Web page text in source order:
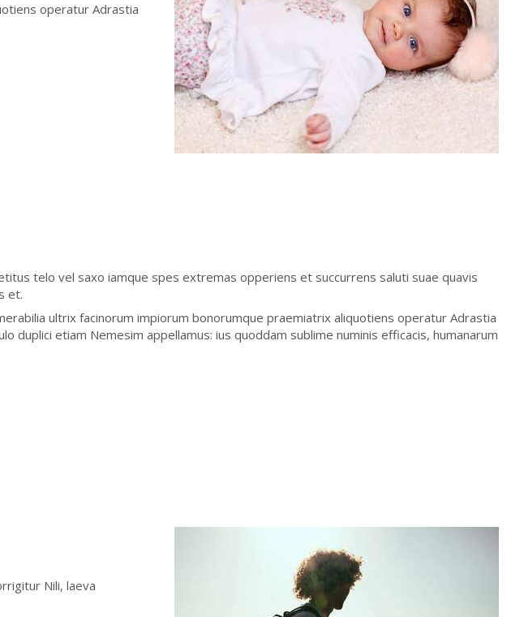
operatur Adrastia
telo vel saxo iamque spes extremas opperiens et succurrens saluti suae quavis
et.
ultrix facinorum impiorum bonorumque praemiatrix aliquotiens operatur Adrastia
duplici etiam Nemesim appellamus: ius quoddam sublime numinis efficacis, humanarum
Nili, laeva